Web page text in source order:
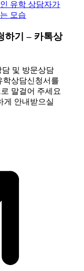
하기 – 카톡상
및 방문상담
학상담신청서를
말걸어 주세요
게 안내받으실